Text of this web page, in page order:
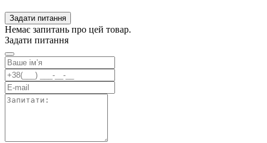
Задати питання
Немає запитань про цей товар.
Задати питання